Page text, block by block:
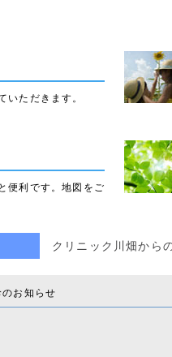
ただきます。
便利です。地図をご
クリニック川畑から
お知らせ